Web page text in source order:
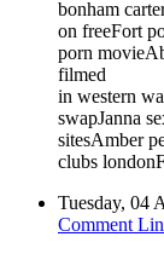
bonham
on freeFort
porn
filmed
in western
swapJanna
sitesAmber
clubs
Tuesday, 04
Comment